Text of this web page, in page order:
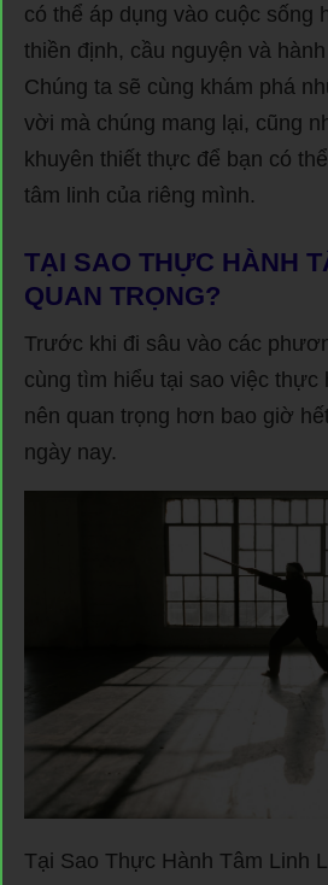
có thể áp dụng vào cuộc sống
thiền định, cầu nguyện và
Chúng ta sẽ cùng khám phá
vời mà chúng mang lại, cũng
khuyên thiết thực để bạn có
tâm linh của riêng mình.
TẠI SAO THỰC HÀNH
QUAN TRỌNG?
Trước khi đi sâu vào các
cùng tìm hiểu tại sao việc thực
nên quan trọng hơn bao giờ
ngày nay.
Tại Sao Thực Hành Tâm Linh